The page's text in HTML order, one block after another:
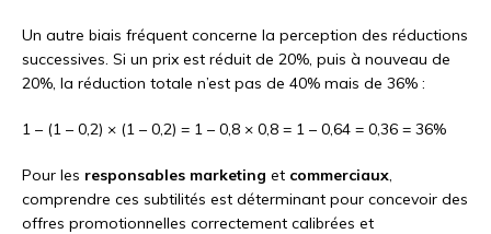
Un autre biais fréquent concerne la perception des réductions
successives. Si un prix est réduit de 20%, puis à nouveau de
20%, la réduction totale n’est pas de 40% mais de 36% :
1 – (1 – 0,2) × (1 – 0,2) = 1 – 0,8 × 0,8 = 1 – 0,64 = 0,36 = 36%
Pour les responsables marketing et commerciaux,
comprendre ces subtilités est déterminant pour concevoir des
offres promotionnelles correctement calibrées et